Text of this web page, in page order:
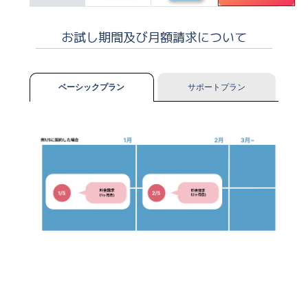
お試し期間及び月額請求について
ベーシックプラン サポートプラン